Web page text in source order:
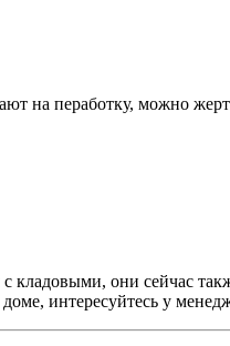
на пеработку, можно
кладовыми, они сейчас
интересуйтесь у